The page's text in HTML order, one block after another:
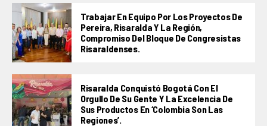
Trabajar En Equipo Por Los Proyectos De
Pereira, Risaralda Y La Región,
Compromiso Del Bloque De Congresistas
Risaraldenses.
Risaralda Conquistó Bogotá Con El
Orgullo De Su Gente Y La Excelencia De
Sus Productos En ‘Colombia Son Las
Regiones’.